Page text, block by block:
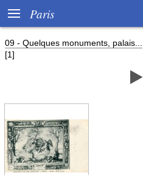
 Paris
09 - Quelques monuments, palais...
[1]
